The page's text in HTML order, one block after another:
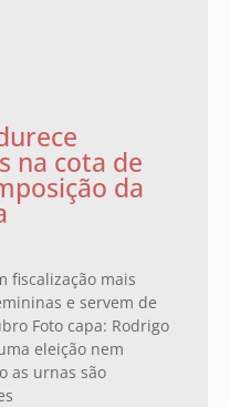
na cota de
da
fiscalização mais
e servem de
Foto capa: Rodrigo
eleição nem
as urnas são